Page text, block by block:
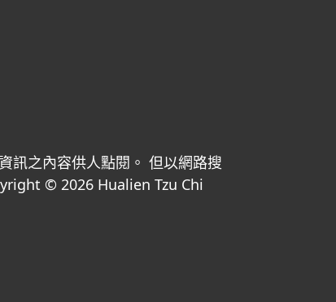
訊之內容供人點閱。 但以網路搜
© 2026 Hualien Tzu Chi